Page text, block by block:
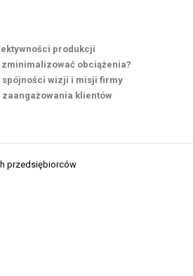
produkcji
obciążenia?
spójności wizji i misji firmy
zaangażowania klientów
przedsiębiorców